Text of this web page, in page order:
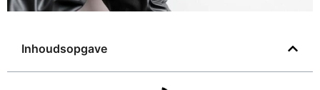
Inhoudsopgave